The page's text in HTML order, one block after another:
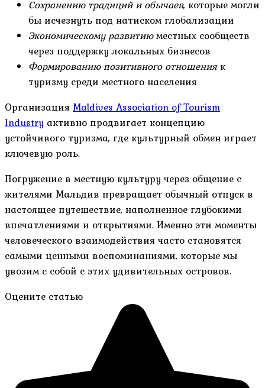
Сохранению традиций и обычаев, которые могли
бы исчезнуть под натиском глобализации
Экономическому развитиюместных сообществ
через поддержку локальных бизнесов
Формированию позитивного отношенияк
туризму среди местного населения
ОрганизацияMaldives Association of Tourism
Industry активно продвигает концепцию
устойчивого туризма, где культурный обмен играет
ключевую роль.
Погружение в местную культуру через общение с
жителями Мальдив превращает обычный отпуск в
настоящее путешествие, наполненное глубокими
впечатлениями и открытиями. Именно эти моменты
человеческого взаимодействия часто становятся
самыми ценными воспоминаниями, которые мы
увозим с собой с этих удивительных островов.
Оцените статью